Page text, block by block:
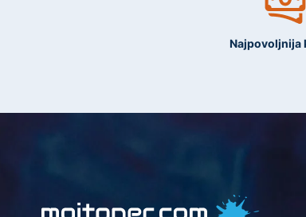
Najpovoljnija